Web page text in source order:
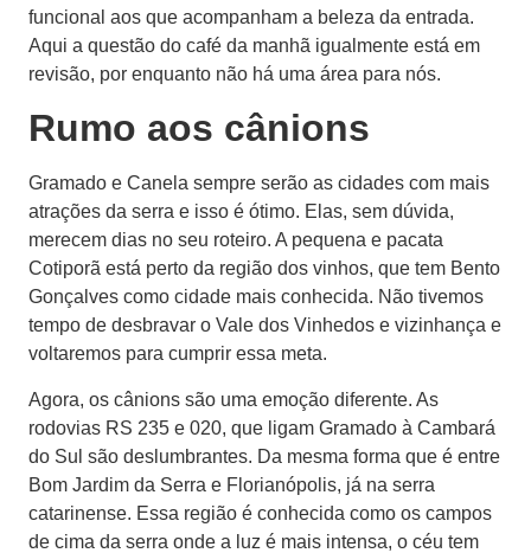
funcional aos que acompanham a beleza da entrada.
Aqui a questão do café da manhã igualmente está em
revisão, por enquanto não há uma área para nós.
Rumo aos cânions
Gramado e Canela sempre serão as cidades com mais
atrações da serra e isso é ótimo. Elas, sem dúvida,
merecem dias no seu roteiro. A pequena e pacata
Cotiporã está perto da região dos vinhos, que tem Bento
Gonçalves como cidade mais conhecida. Não tivemos
tempo de desbravar o Vale dos Vinhedos e vizinhança e
voltaremos para cumprir essa meta.
Agora, os cânions são uma emoção diferente. As
rodovias RS 235 e 020, que ligam Gramado à Cambará
do Sul são deslumbrantes. Da mesma forma que é entre
Bom Jardim da Serra e Florianópolis, já na serra
catarinense. Essa região é conhecida como os campos
de cima da serra onde a luz é mais intensa, o céu tem